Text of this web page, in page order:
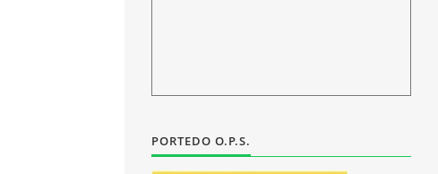
PORTEDO O.P.S.